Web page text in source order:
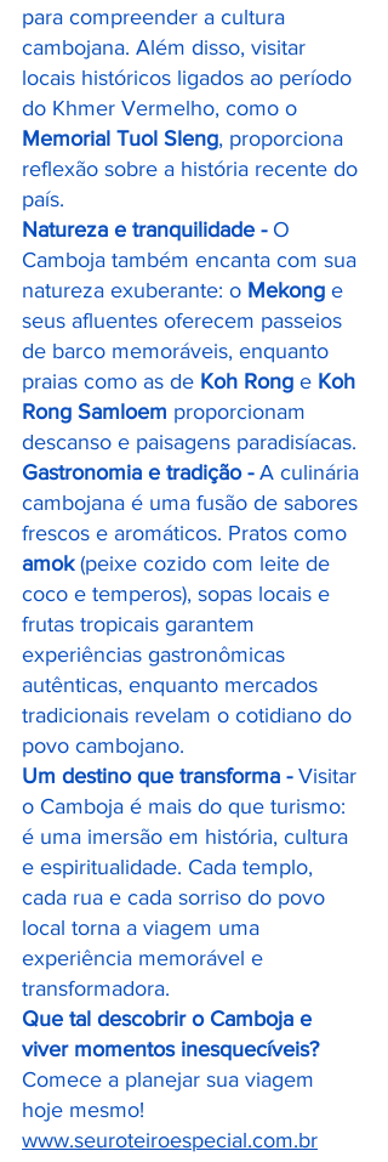
para compreender a cultura
cambojana. Além disso, visitar
locais históricos ligados ao período
do Khmer Vermelho, como o
Memorial Tuol Sleng, proporciona
reflexão sobre a história recente do
país.
Natureza e tranquilidade - O
Camboja também encanta com sua
natureza exuberante: o Mekong e
seus afluentes oferecem passeios
de barco memoráveis, enquanto
praias como as de Koh Rong e Koh
Rong Samloem proporcionam
descanso e paisagens paradisíacas.
Gastronomia e tradição - A culinária
cambojana é uma fusão de sabores
frescos e aromáticos. Pratos como
amok (peixe cozido com leite de
coco e temperos), sopas locais e
frutas tropicais garantem
experiências gastronômicas
autênticas, enquanto mercados
tradicionais revelam o cotidiano do
povo cambojano.
Um destino que transforma - Visitar
o Camboja é mais do que turismo:
é uma imersão em história, cultura
e espiritualidade. Cada templo,
cada rua e cada sorriso do povo
local torna a viagem uma
experiência memorável e
transformadora.
Que tal descobrir o Camboja e
viver momentos inesquecíveis?
Comece a planejar sua viagem
hoje mesmo!
www.seuroteiroespecial.com.br